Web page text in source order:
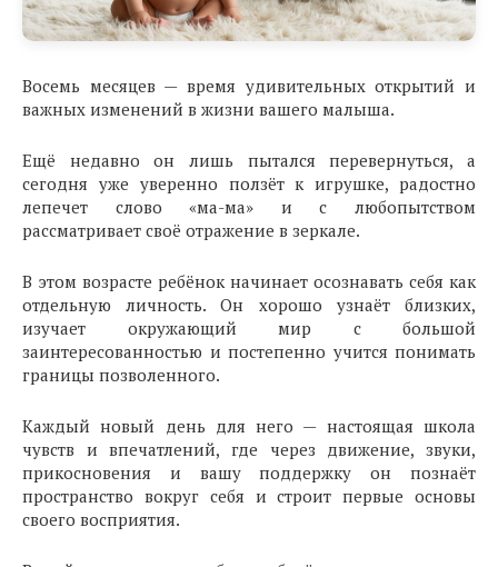
Восемь месяцев — время удивительных открытий и
важных изменений в жизни вашего малыша.
Ещё недавно он лишь пытался перевернуться, а
сегодня уже уверенно ползёт к игрушке, радостно
лепечет слово «ма-ма» и с любопытством
рассматривает своё отражение в зеркале.
В этом возрасте ребёнок начинает осознавать себя как
отдельную личность. Он хорошо узнаёт близких,
изучает окружающий мир с большой
заинтересованностью и постепенно учится понимать
границы позволенного.
Каждый новый день для него — настоящая школа
чувств и впечатлений, где через движение, звуки,
прикосновения и вашу поддержку он познаёт
пространство вокруг себя и строит первые основы
своего восприятия.